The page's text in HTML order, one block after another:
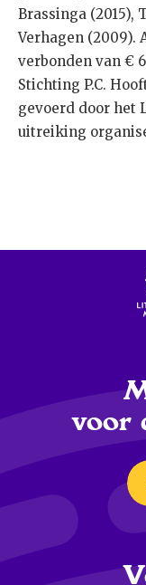
Brassinga (2015),
Verhagen (2009).
verbonden van €
Stichting P.C.
gevoerd door het
uitreiking
voor